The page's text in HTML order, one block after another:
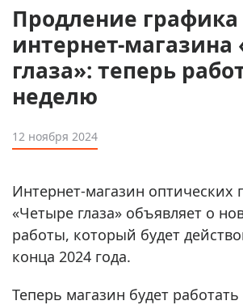
Продление
интернет-магазина
глаза»: теперь
неделю
12 ноября 2024
Интернет-магазин оптических
«Четыре глаза» объявляет о
работы, который будет
конца 2024 года.
Теперь магазин будет